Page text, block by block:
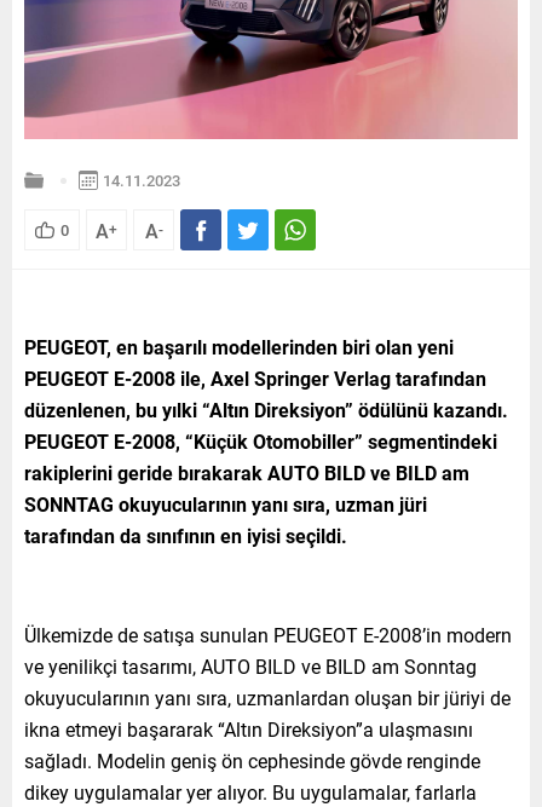
14.11.2023
0 A+ A-
PEUGEOT, en başarılı modellerinden biri olan yeni
PEUGEOT E-2008 ile, Axel Springer Verlag tarafından
düzenlenen, bu yılki “Altın Direksiyon” ödülünü kazandı.
PEUGEOT E-2008, “Küçük Otomobiller” segmentindeki
rakiplerini geride bırakarak AUTO BILD ve BILD am
SONNTAG okuyucularının yanı sıra, uzman jüri
tarafından da sınıfının en iyisi seçildi.
Ülkemizde de satışa sunulan PEUGEOT E-2008’in modern
ve yenilikçi tasarımı, AUTO BILD ve BILD am Sonntag
okuyucularının yanı sıra, uzmanlardan oluşan bir jüriyi de
ikna etmeyi başararak “Altın Direksiyon”a ulaşmasını
sağladı. Modelin geniş ön cephesinde gövde renginde
dikey uygulamalar yer alıyor. Bu uygulamalar, farlarla